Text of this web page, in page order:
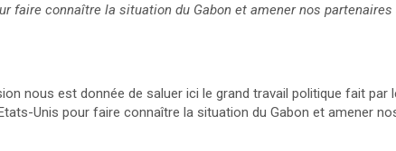
faire connaître la situation du Gabon et amener nos
nous est donnée de saluer ici le grand travail politique fait par
Unis pour faire connaître la situation du Gabon et amener